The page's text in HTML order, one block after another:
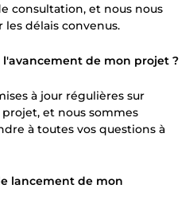
consultation, et nous nous
délais convenus.
l'avancement de mon projet ?
à jour régulières sur
et nous sommes
à toutes vos questions à
lancement de mon